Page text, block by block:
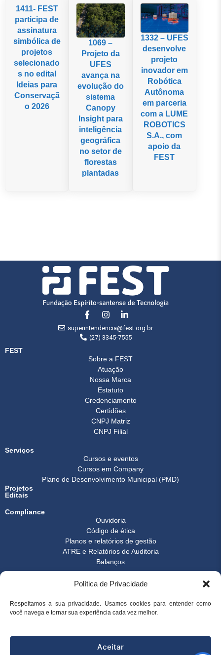
Política de Privacidade
Respeitamos a sua privacidade. Usamos cookies para entender como
você navega e tornar sua experiência cada vez melhor.
Aceitar
1411- FEST
participa de
assinatura
simbólica de
projetos
selecionado
s no edital
Ideias para
Conservaçã
o 2026
1069 –
Projeto da
UFES
avança na
evolução do
sistema
Canopy
Insight para
inteligência
geográfica
no setor de
florestas
plantadas
1332 – UFES
desenvolve
projeto
inovador em
Robótica
Autônoma
em parceria
com a LUME
ROBOTICS
S.A., com
apoio da
FEST
superintendencia@fest.org.br
(27) 3345-7555
FEST
Sobre a FEST
Atuação
Nossa Marca
Estatuto
Credenciamento
Certidões
CNPJ Matriz
CNPJ Filial
Serviços
Cursos e eventos
Cursos em Company
Plano de Desenvolvimento Municipal (PMD)
Projetos
Editais
Compliance
Ouvidoria
Código de ética
Planos e relatórios de gestão
ATRE e Relatórios de Auditoria
Balanços
Boletim FEST
Notícias Gerais
© 2026 FEST - Fundação Espírito-santense de Tecnologia | Desenvolvido
Arco Websites & E-commerce